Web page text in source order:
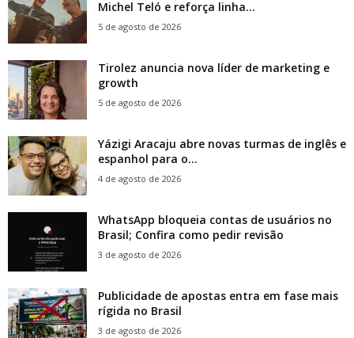
Michel Teló e reforça linha...
5 de agosto de 2026
Tirolez anuncia nova líder de marketing e
growth
5 de agosto de 2026
Yázigi Aracaju abre novas turmas de inglês e
espanhol para o...
4 de agosto de 2026
WhatsApp bloqueia contas de usuários no
Brasil; Confira como pedir revisão
3 de agosto de 2026
Publicidade de apostas entra em fase mais
rígida no Brasil
3 de agosto de 2026